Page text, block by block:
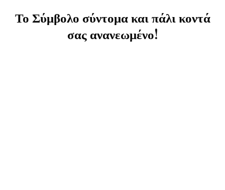
Το Σύμβολο σύντομα και πάλι κοντά
σας ανανεωμένο!